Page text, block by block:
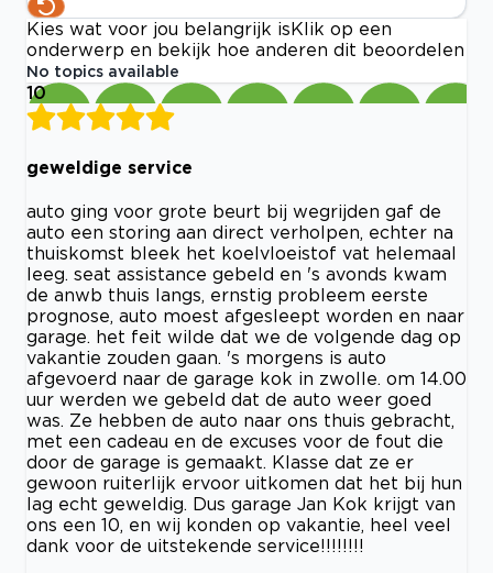
Kies wat voor jou belangrijk is Klik op een
onderwerp en bekijk hoe anderen dit beoordelen
No topics available
10
geweldige service
auto ging voor grote beurt bij wegrijden gaf de
auto een storing aan direct verholpen, echter na
thuiskomst bleek het koelvloeistof vat helemaal
leeg. seat assistance gebeld en 's avonds kwam
de anwb thuis langs, ernstig probleem eerste
prognose, auto moest afgesleept worden en naar
garage. het feit wilde dat we de volgende dag op
vakantie zouden gaan. 's morgens is auto
afgevoerd naar de garage kok in zwolle. om 14.00
uur werden we gebeld dat de auto weer goed
was. Ze hebben de auto naar ons thuis gebracht,
met een cadeau en de excuses voor de fout die
door de garage is gemaakt. Klasse dat ze er
gewoon ruiterlijk ervoor uitkomen dat het bij hun
lag echt geweldig. Dus garage Jan Kok krijgt van
ons een 10, en wij konden op vakantie, heel veel
dank voor de uitstekende service!!!!!!!!